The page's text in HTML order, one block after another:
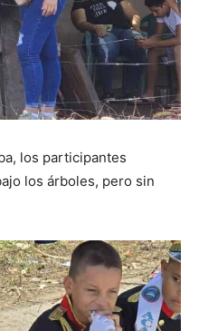
los participantes
los árboles, pero sin